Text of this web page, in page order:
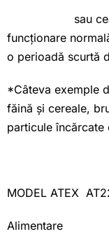
sau
funcționare
o perioadă scurtă
*Câteva exemple
făină și cereale,
particule încărcate
MODEL ATEX
Alimentare